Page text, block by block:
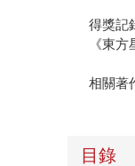
得獎記
《東
相關著
目錄